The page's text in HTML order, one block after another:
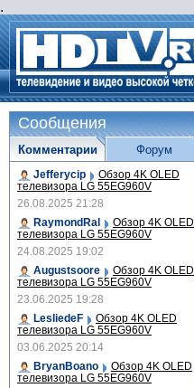
.
Сообщения
Комментарии
Jefferycip Обзор 4K OLED
телевизора LG 55EG960V
26.08.2025 21:28
RaymondRal
Обзор 4K OLED
телевизора LG 55EG960V
24.08.2025 19:02
Augustsoore
Обзор 4K OLED
телевизора LG 55EG960V
23.06.2025 19:28
LesliedeF
Обзор 4K OLED
телевизора LG 55EG960V
03.06.2025 20:14
BryanBoano
Обзор 4K OLED
телевизора LG 55EG960V
Форум